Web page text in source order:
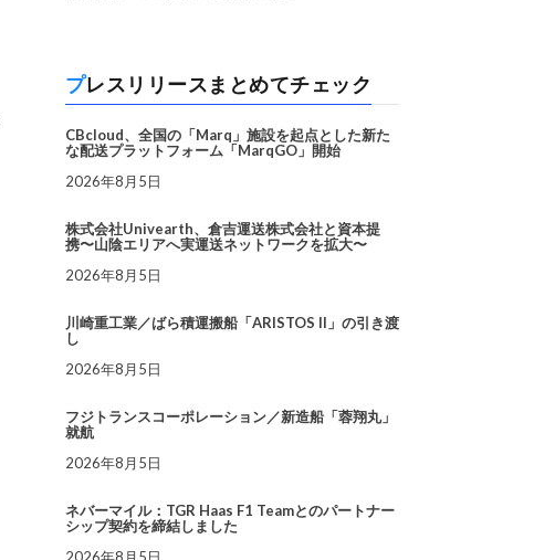
プレスリリースまとめてチェック
CBcloud、全国の「Marq」施設を起点とした新た
な配送プラットフォーム「MarqGO」開始
2026年8月5日
株式会社Univearth、倉吉運送株式会社と資本提
携〜山陰エリアへ実運送ネットワークを拡大〜
2026年8月5日
川崎重工業／ばら積運搬船「ARISTOS II」の引き渡
し
2026年8月5日
フジトランスコーポレーション／新造船「蓉翔丸」
就航
2026年8月5日
ネバーマイル：TGR Haas F1 Teamとのパートナー
シップ契約を締結しました
2026年8月5日